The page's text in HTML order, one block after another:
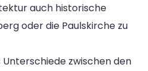
auch historische
oder die Paulskirche zu
zwischen den